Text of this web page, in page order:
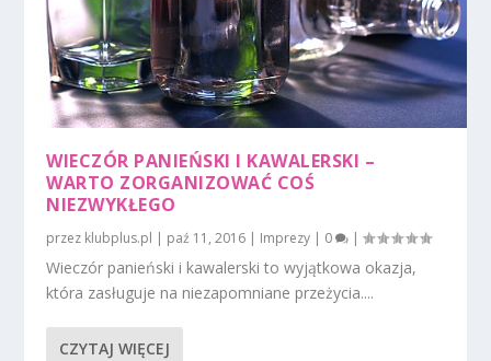
WIECZÓR PANIEŃSKI I KAWALERSKI –
WARTO ZORGANIZOWAĆ COŚ
NIEZWYKŁEGO
przez klubplus.pl | paź 11, 2016 | Imprezy | 0 |
Wieczór panieński i kawalerski to wyjątkowa okazja,
która zasługuje na niezapomniane przeżycia....
CZYTAJ WIĘCEJ